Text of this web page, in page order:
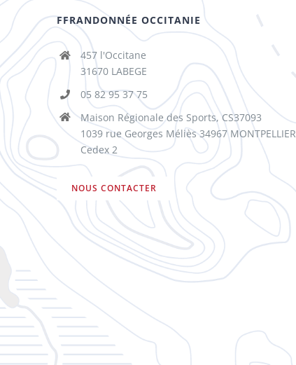
FFRANDONNÉE OCCITANIE
457 l'Occitane
31670 LABEGE
05 82 95 37 75
Maison Régionale des Sports, CS37093
1039 rue Georges Méliès 34967 MONTPELLIER
Cedex 2
NOUS CONTACTER